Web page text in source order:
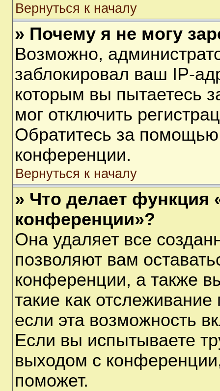
Вернуться к началу
» Почему я не могу
Возможно,
заблокировал ваш IP-
которым вы пытаетесь
мог отключить
Обратитесь за помощью
конференции.
Вернуться к началу
» Что делает функция
конференции»?
Она удаляет все
позволяют вам
конференции, а также
такие как
если эта возможность
Если вы испытываете
выходом с
поможет.